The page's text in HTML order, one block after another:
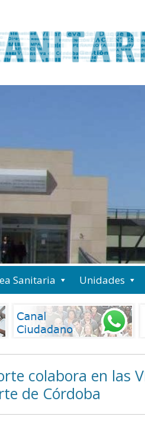
Sanitaria Unidades
colabora en las
de Córdoba